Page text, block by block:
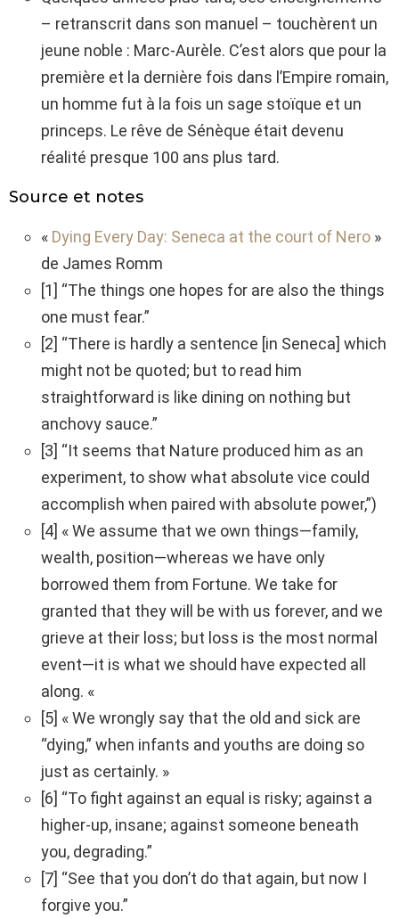
– retranscrit dans son manuel – touchèrent un
jeune noble : Marc-Aurèle. C’est alors que pour la
première et la dernière fois dans l’Empire romain,
un homme fut à la fois un sage stoïque et un
princeps. Le rêve de Sénèque était devenu
réalité presque 100 ans plus tard.
Source et notes
« Dying Every Day: Seneca at the court of Nero »
de James Romm
[1] “The things one hopes for are also the things
one must fear.”
[2] “There is hardly a sentence [in Seneca] which
might not be quoted; but to read him
straightforward is like dining on nothing but
anchovy sauce.”
[3] “It seems that Nature produced him as an
experiment, to show what absolute vice could
accomplish when paired with absolute power,”)
[4] « We assume that we own things—family,
wealth, position—whereas we have only
borrowed them from Fortune. We take for
granted that they will be with us forever, and we
grieve at their loss; but loss is the most normal
event—it is what we should have expected all
along. «
[5] « We wrongly say that the old and sick are
“dying,” when infants and youths are doing so
just as certainly. »
[6] “To fight against an equal is risky; against a
higher-up, insane; against someone beneath
you, degrading.”
[7] “See that you don’t do that again, but now I
forgive you.”